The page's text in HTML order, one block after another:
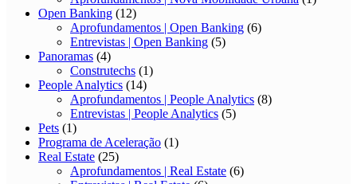
Open Banking (12)
Aprofundamentos | Open Banking (6)
Entrevistas | Open Banking (5)
Panoramas (4)
Construtechs (1)
People Analytics (14)
Aprofundamentos | People Analytics (8)
Entrevistas | People Analytics (5)
Pets (1)
Programa de Aceleração (1)
Real Estate (25)
Aprofundamentos | Real Estate (6)